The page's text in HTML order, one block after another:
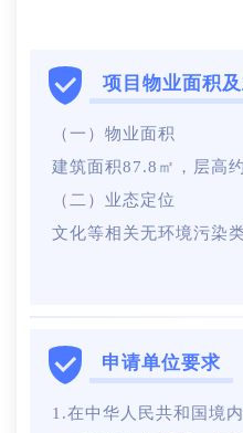
项目物业面积
（一）物业面积
建筑面积87.8㎡，层高约
（二）业态定位
文化等相关无环境污染
申请单位要求
1.在中华人民共和国境